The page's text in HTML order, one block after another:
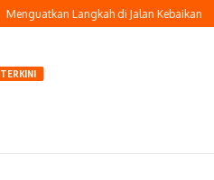
Menguatkan Langkah di Jalan Kebaikan